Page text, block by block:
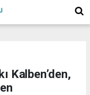
Kalben’den,